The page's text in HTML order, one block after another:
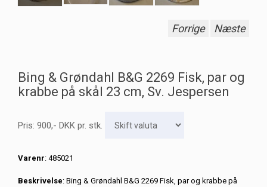
Forrige Næste
Bing & Grøndahl B&G 2269 Fisk, par og
krabbe på skål 23 cm, Sv. Jespersen
Pris: 900,- DKK pr. stk.
Varenr: 485021
Beskrivelse: Bing & Grøndahl B&G 2269 Fisk, par og krabbe på